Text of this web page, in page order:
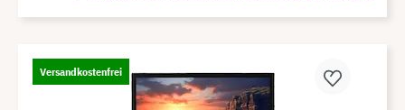
Versandkostenfrei